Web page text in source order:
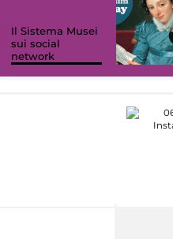
Il Sistema Musei
sui social
network